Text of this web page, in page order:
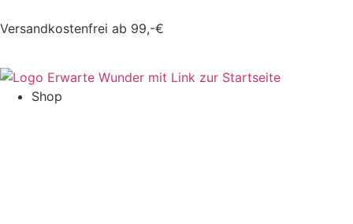
Versandkostenfrei ab 99,-€
Shop